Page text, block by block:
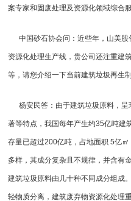
案专家和固废处理及资源化领域综合
中国砂石协会问：近些年，山美
资源化处理生产线，贵公司还注重建
等，请您介绍一下当前建筑垃圾再生
杨安民答：由于建筑垃圾原料，
著等特点，我国每年产生约35亿吨建
存量已超过200亿吨，占地面积 5亿
多样，其成分复杂且不规律，并含有
建筑垃圾原料由几十种不同成分组成
轻物质分离，建筑废弃物资源化处理